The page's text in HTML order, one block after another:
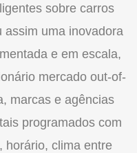
sobre carros
assim uma inovadora
e em escala,
mercado out-of-
marcas e agências
programados com
horário, clima entre